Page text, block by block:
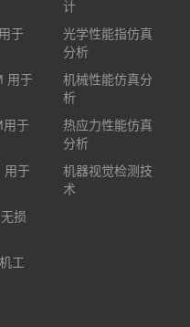
于
用于
用于
用于
损
工
计
光学性能指仿真
分析
机械性能仿真分
析
热应力性能仿真
分析
机器视觉检测技
术